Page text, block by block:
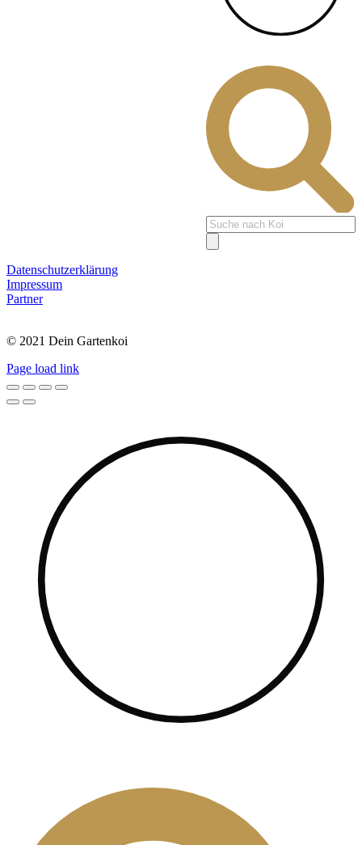
Products
search
Datenschutzerklärung
Impressum
Partner
© 2021 Dein Gartenkoi
Page load link